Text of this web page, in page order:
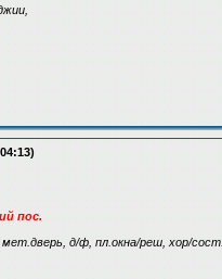
пос.
мет.дверь, д/ф, пл.окна/реш, хор/сост.